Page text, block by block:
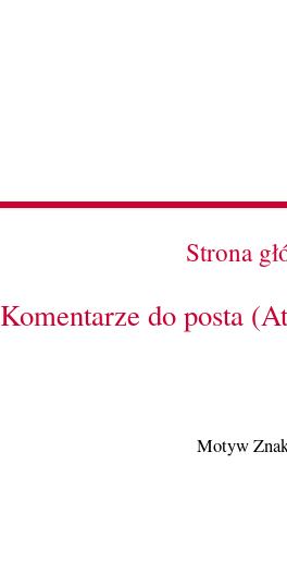
Strona
Komentarze do posta
Motyw